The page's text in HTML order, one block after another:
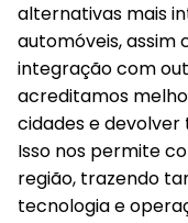
alternativas mais
automóveis, assim
integração com
acreditamos
cidades e devolver
Isso nos permite
região, trazendo
tecnologia e